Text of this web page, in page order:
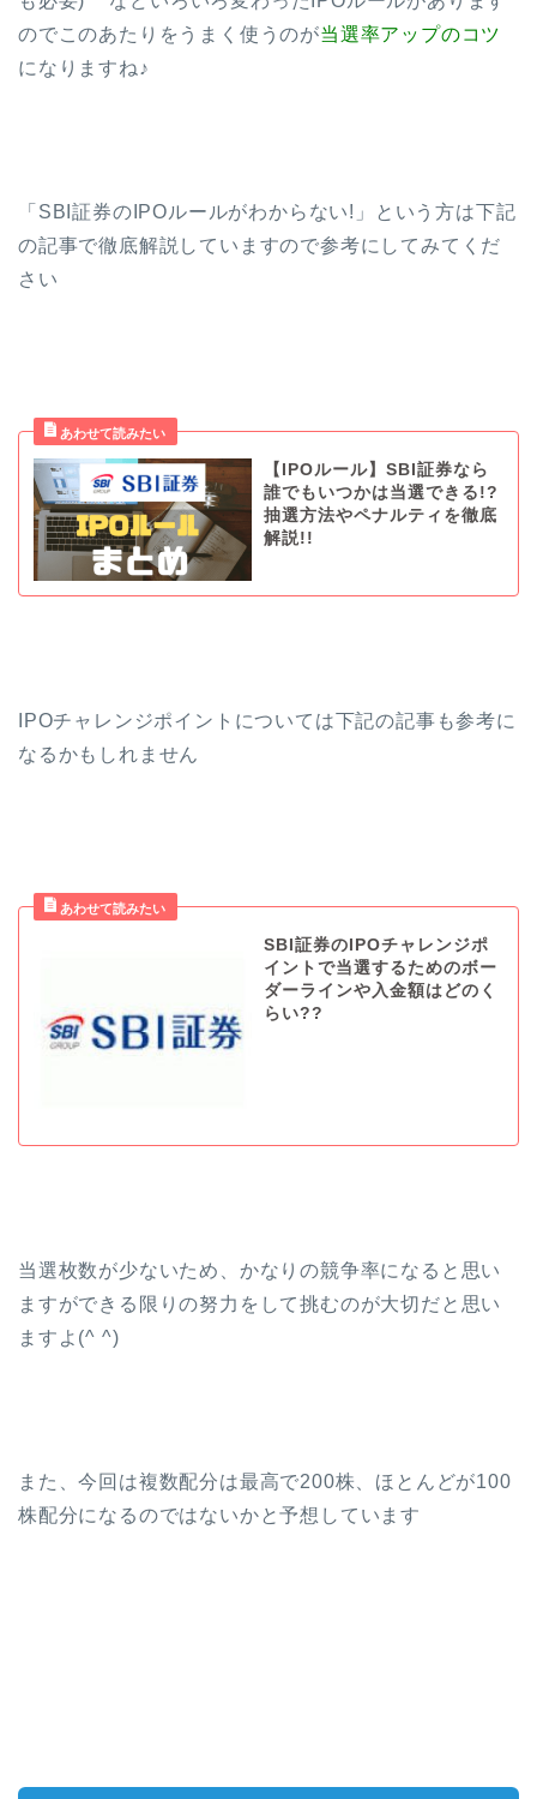
のでこのあたりをうまく使うのが当選率アップのコツ
になりますね♪
「SBI証券のIPOルールがわからない!」という方は下記
の記事で徹底解説していますので参考にしてみてくだ
さい
【IPOルール】SBI証券なら
誰でもいつかは当選できる!?
抽選方法やペナルティを徹底
解説!!
IPOチャレンジポイントについては下記の記事も参考に
なるかもしれません
SBI証券のIPOチャレンジポ
イントで当選するためのボー
ダーラインや入金額はどのく
らい??
当選枚数が少ないため、かなりの競争率になると思い
ますができる限りの努力をして挑むのが大切だと思い
ますよ(^ ^)
また、今回は複数配分は最高で200株、ほとんどが100
株配分になるのではないかと予想しています